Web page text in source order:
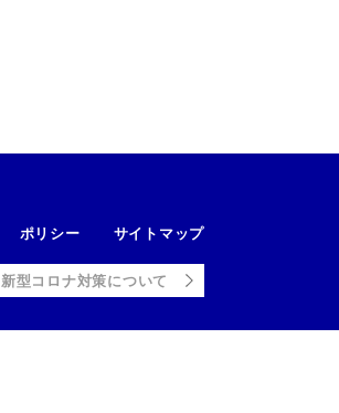
ポリシー サイトマップ
新型コロナ対策について